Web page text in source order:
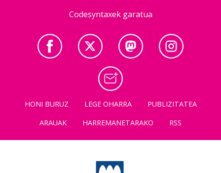
Codesyntaxek garatua
HONI BURUZ LEGE OHARRA
PUBLIZITATEA
ARAUAK
HARREMANETARAKO RSS